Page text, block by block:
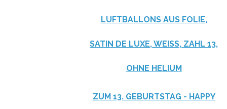
LUFTBALLONS AUS FOLIE,
SATIN DE LUXE, WEISS, ZAHL 13, O
HNE HELIUM
ZUM 13. GEBURTSTAG - HAPPY